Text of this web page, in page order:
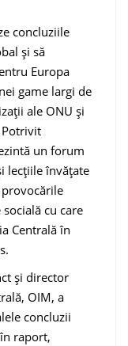
concluziile
și să
Europa
game largi de
ale ONU și
un forum
lecțiile învățate
cu care
Centrală în
și director
OIM, a
concluzii
raport,